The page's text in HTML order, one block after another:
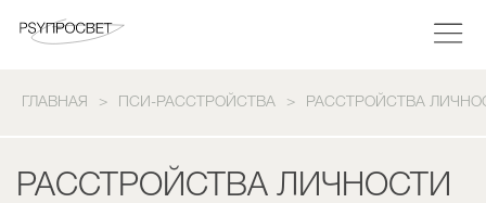
ГЛАВНАЯ ПСИ-РАССТРОЙСТВА РАССТРОЙСТВА
РАССТРОЙСТВА ЛИЧНОСТИ